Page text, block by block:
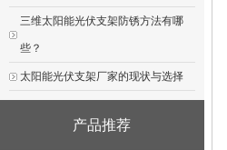
三维太阳能光伏支架防锈方法有哪
些？
太阳能光伏支架厂家的现状与选择
产品推荐